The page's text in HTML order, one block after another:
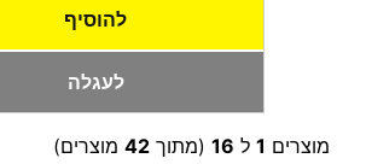
להוסיף
לעגלה
מוצרים 1 ל 16 (מתוך 42 מוצרים)